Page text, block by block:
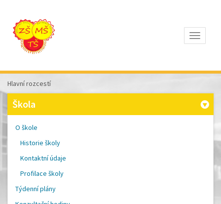
ZÁKLADNÍ
ŠKOLA
TOMÁŠE
ŠOBRA
A
MATEŘSKÁ
ÍSEK
Hlavní rozcestí
Škola
O škole
Historie školy
Kontaktní údaje
Profilace školy
Týdenní plány